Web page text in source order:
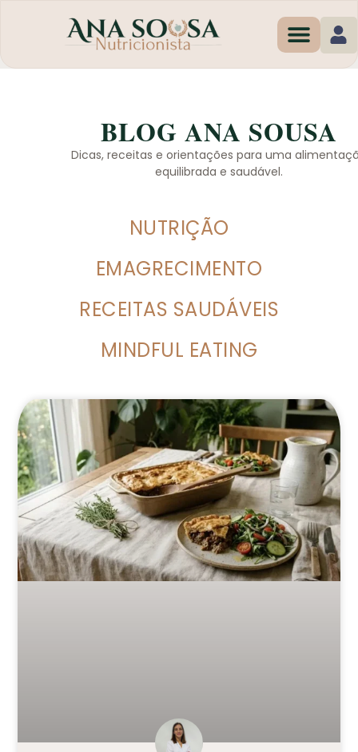
BLOG ANA SOUSA
Dicas, receitas e orientações para uma
equilibrada e saudável.
NUTRIÇÃO
EMAGRECIMENTO
RECEITAS SAUDÁVEIS
MINDFUL EATING